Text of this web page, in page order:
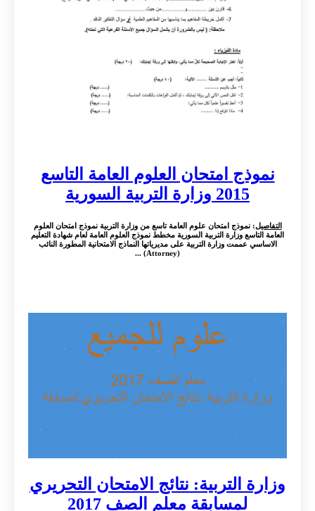
نموذج امتحان العلوم العامة التاسع
2015 وزارة التربية السورية
التفاصيل: نموذج امتحان علوم العامة تاسع من وزارة التربية نموذج امتحان العلوم
العامة التاسع وزارة التربية السورية مخطط نموذج العلوم العامة لعام شهادة التعليم
الاساسي عممت وزارة التربية على مديرياتها النماذج الامتحانية المطورة النائب
(Attorney) ...
وزارة التربية: نتائج الامتحان التحريري
لمسابقة معلم الصف 2017